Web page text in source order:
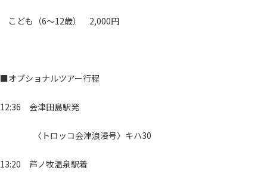
こども（6～12歳） 2,000円
■オプショナルツアー行程
12:36 会津田島駅発
〈トロッコ会津浪漫号〉キハ30
13:20 芦ノ牧温泉駅着